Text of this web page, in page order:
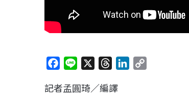
c
n
r
記者孟圓琦／編譯